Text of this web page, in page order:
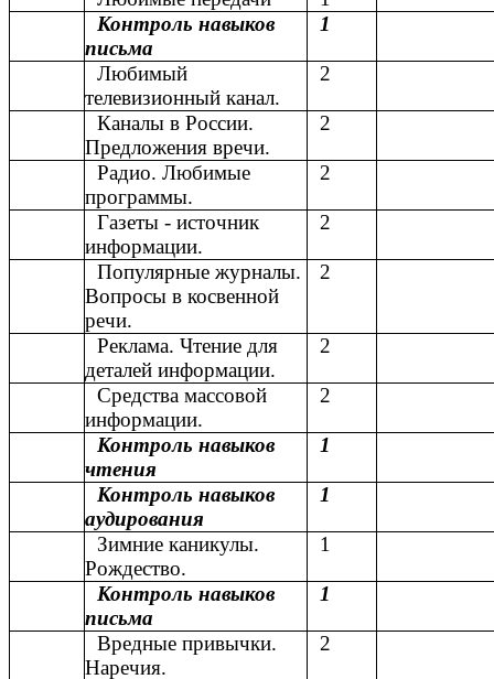
Контроль навыков
письма
1
Любимый
телевизионный канал.
2
Каналы в России.
Предложения вречи.
2
Радио. Любимые
программы.
2
Газеты - источник
информации.
2
Популярные журналы.
Вопросы в косвенной
речи.
2
Реклама. Чтение для
деталей информации.
2
Средства массовой
информации.
2
Контроль навыков
чтения
1
Контроль навыков
аудирования
1
Зимние каникулы.
Рождество.
1
Контроль навыков
письма
1
Вредные привычки.
Наречия.
2